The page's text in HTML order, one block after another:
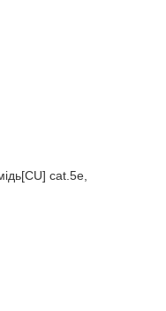
cat.5e,